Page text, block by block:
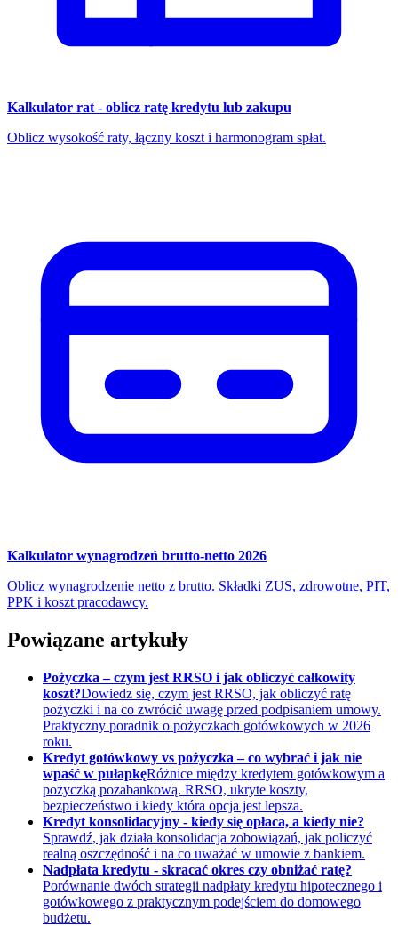
Kalkulator rat - oblicz ratę kredytu lub zakupu
Oblicz wysokość raty, łączny koszt i harmonogram spłat.
Kalkulator wynagrodzeń brutto-netto 2026
Oblicz wynagrodzenie netto z brutto. Składki ZUS, zdrowotne, PIT,
PPK i koszt pracodawcy.
Powiązane artykuły
Pożyczka – czym jest RRSO i jak obliczyć całkowity
koszt?Dowiedz się, czym jest RRSO, jak obliczyć ratę
pożyczki i na co zwrócić uwagę przed podpisaniem umowy.
Praktyczny poradnik o pożyczkach gotówkowych w 2026
roku.
Kredyt gotówkowy vs pożyczka – co wybrać i jak nie
wpaść w pułapkęRóżnice między kredytem gotówkowym a
pożyczką pozabankową. RRSO, ukryte koszty,
bezpieczeństwo i kiedy która opcja jest lepsza.
Kredyt konsolidacyjny - kiedy się opłaca, a kiedy nie?
Sprawdź, jak działa konsolidacja zobowiązań, jak policzyć
realną oszczędność i na co uważać w umowie z bankiem.
Nadpłata kredytu - skracać okres czy obniżać ratę?
Porównanie dwóch strategii nadpłaty kredytu hipotecznego i
gotówkowego z praktycznym podejściem do domowego
budżetu.